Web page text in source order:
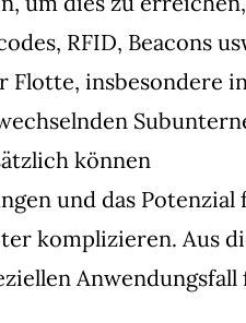
RFID, Beacons
Flotte, insbesondere in
können
und das Potenzial
komplizieren. Aus
Anwendungsfall